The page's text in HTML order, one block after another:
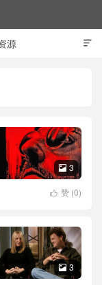

源
 3
 赞 (0)
 3